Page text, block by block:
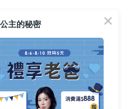
髮公主的秘密
主的秘密